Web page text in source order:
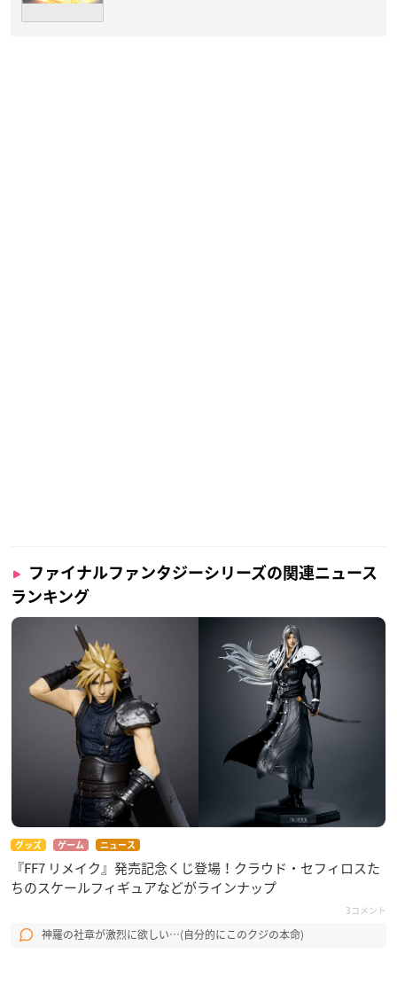
ファイナルファンタジーシリーズの関連ニュース
ランキング
グッズ ゲーム ニュース
『FF7 リメイク』発売記念くじ登場！クラウド・セフィロスた
ちのスケールフィギュアなどがラインナップ
3コメント
神羅の社章が激烈に欲しい…(自分的にこのクジの本命)